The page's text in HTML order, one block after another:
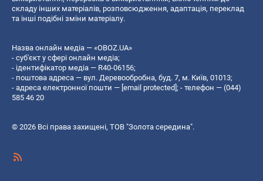
складу інших матеріалів, розповсюдження, адаптація, переклад
та інші подібні зміни матеріалу.
Назва онлайн медіа — «OBOZ.UA»
- суб'єкт у сфері онлайн медіа;
- ідентифікатор медіа — R40-06156;
- поштова адреса — вул. Деревообробна, буд. 7, м. Київ, 01013;
- адреса електронної пошти — [email protected]; - телефон — (044)
585 46 20
© 2026 Всі права захищені, ТОВ "Золота середина".